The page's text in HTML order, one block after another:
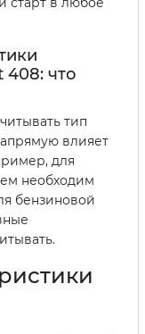
408: что
тип
влияет
для
необходим
бензиновой